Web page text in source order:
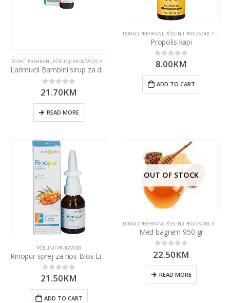
DODACI PREHRANI, PČELINJI PROIZVODI,VITAMINI I MINERALI
Larimucil Bambini sirup za djecu Bios Line
0out of 5
21.70KM
READ MORE
DODACI PREHRANI PČELINJI PROIZVODI TINKTURE I EKSTRAKTI
Propolis kapi
0out of 5
8.00KM
ADD TO CART
PČELINJI PROIZVODI
Rinopur sprej za nos Bios Line
0out of 5
21.50KM
ADD TO CART
OUT OF STOCK
DODACI PREHRANI PČELINJI PROIZVODI PROIZVODI
Med bagrem 950 gr
0out of 5
22.50KM
READ MORE